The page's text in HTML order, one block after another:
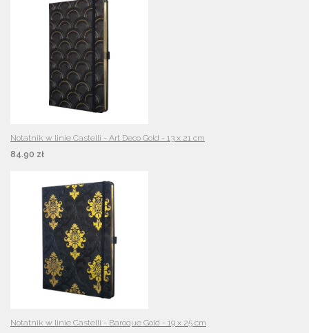
Notatnik w linie Castelli - Art Deco Gold - 13 x 21 cm
84.90 zł
Notatnik w linie Castelli - Baroque Gold - 19 x 25 cm